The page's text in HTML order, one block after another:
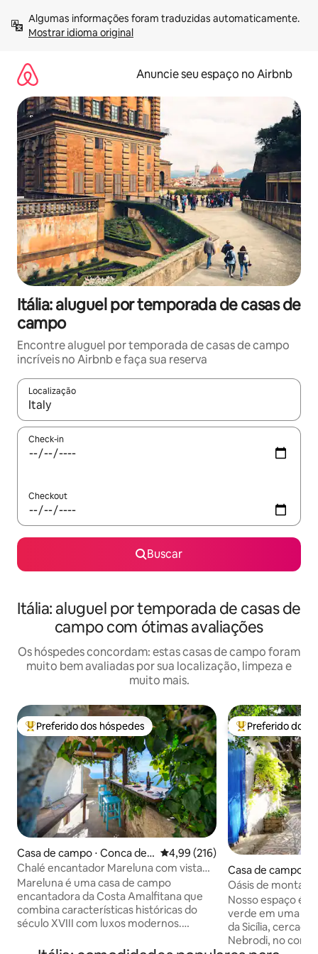
para
Mostrar idioma original
Anuncie seu espaço no Airbnb
Itália: aluguel por temporada de casas de
campo
Encontre aluguel por temporada de casas de campo
incríveis no Airbnb e faça sua reserva
Localização
Quando os resultados estiverem disponíveis, explore-os
Check-in
Checkout
Buscar
Itália: aluguel por temporada de casas de
campo com ótimas avaliações
Os hóspedes concordam: estas casas de campo foram
muito bem avaliadas por sua localização, limpeza e
muito mais.
Entre os melhores preferidos dos hóspedes
Preferido dos hóspedes
Casa de campo ⋅ Conca dei
Marini
4,99 de uma avaliação média de
4,99 (216)
Chalé encantador Mareluna com vista
para Capri
Mareluna é uma casa de campo
encantadora da Costa Amalfitana que
combina características históricas do
século XVIII com luxos modernos.
deslumbrantes para o mar e interiores
Entre os
Preferido dos
Casa de campo ⋅
Oásis de
(Smart W.)
Nosso espaço é
verde em uma
da Sicília,
Nebrodi, no